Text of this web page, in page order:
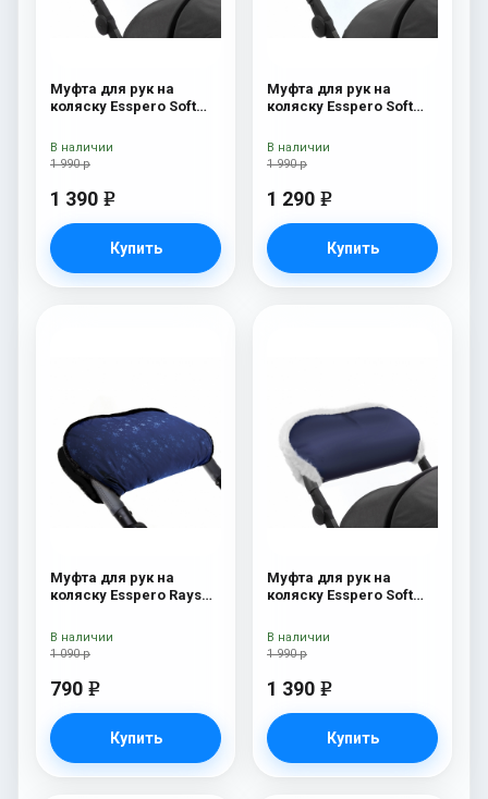
Муфта для рук на
коляску Esspero Soft
1 990 р
1 390 e
Купить
В наличии
Муфта для рук на
коляску Esspero Soft
шерсть) Beige
1 990 р
1 290 e
Купить
В наличии
Муфта для рук на
коляску Esspero Rays
1 090 р
790 e
Купить
В наличии
Муфта для рук на
коляску Esspero Soft
1 990 р
1 390 e
Купить
В наличии